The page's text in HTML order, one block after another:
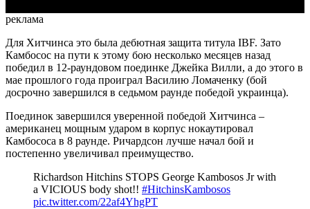
реклама
Для Хитчинса это была дебютная защита титула IBF. Зато
Камбосос на пути к этому бою несколько месяцев назад
победил в 12-раундовом поединке Джейка Вилли, а до этого в
мае прошлого года проиграл Василию Ломаченку (бой
досрочно завершился в седьмом раунде победой украинца).
Поединок завершился уверенной победой Хитчинса –
американец мощным ударом в корпус нокаутировал
Камбососа в 8 раунде. Ричардсон лучше начал бой и
постепенно увеличивал преимущество.
Richardson Hitchins STOPS George Kambosos Jr with
a VICIOUS body shot!! #HitchinsKambosos
pic.twitter.com/22af4YhgPT